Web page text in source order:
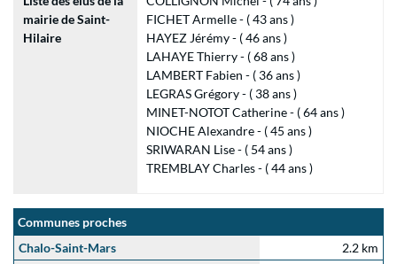
mairie de Saint-
Hilaire
FICHET Armelle - ( 43 ans )
HAYEZ Jérémy - ( 46 ans )
LAHAYE Thierry - ( 68 ans )
LAMBERT Fabien - ( 36 ans )
LEGRAS Grégory - ( 38 ans )
MINET-NOTOT Catherine - ( 64 ans )
NIOCHE Alexandre - ( 45 ans )
SRIWARAN Lise - ( 54 ans )
TREMBLAY Charles - ( 44 ans )
Communes proches
Chalo-Saint-Mars
2.2 km